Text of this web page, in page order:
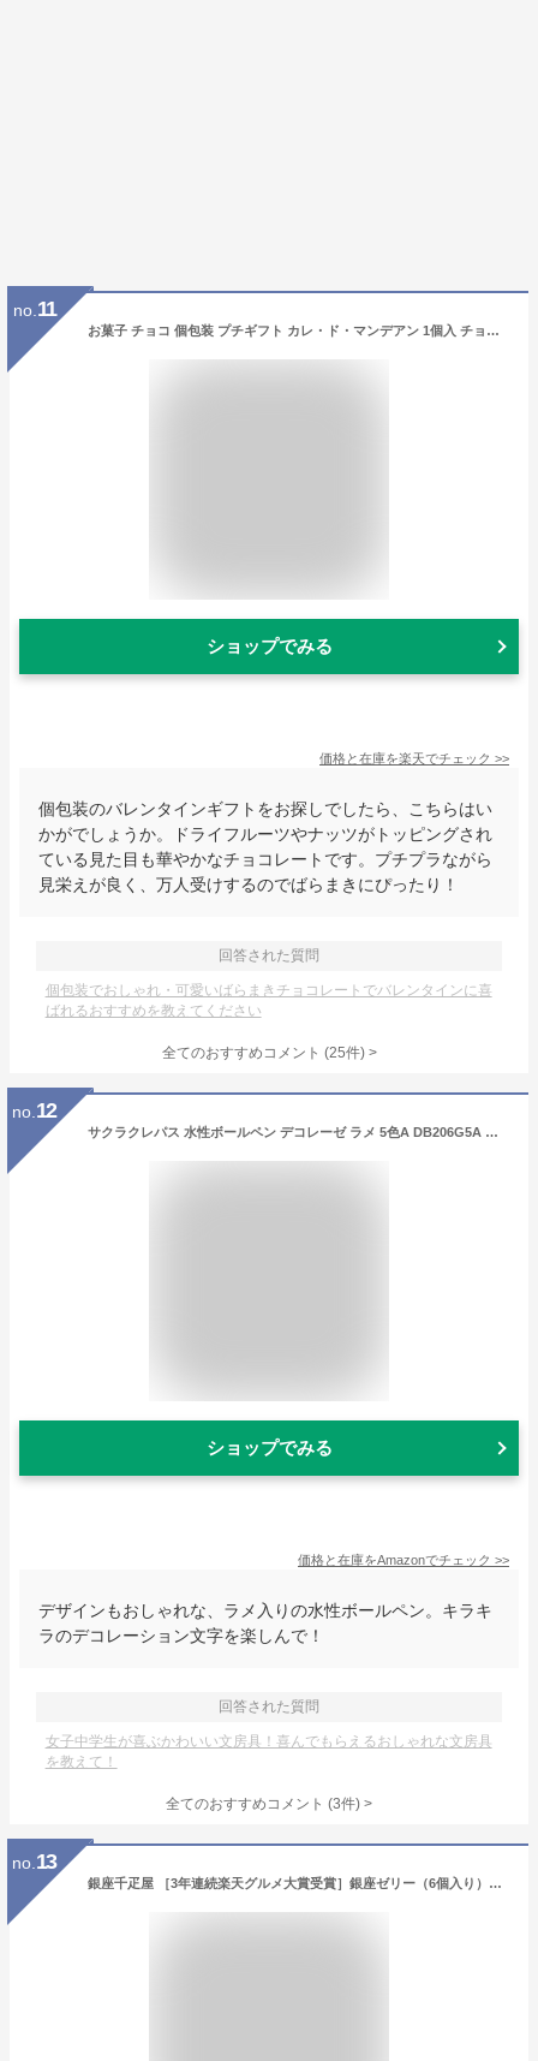
no. 11
お菓子 チョコ 個包装 プチギフト カレ・ド・マンデアン 1個入 チョコレート ナッツ フルーツ 最高峰チョコ使用 ショコラ スイーツ ギフト いちご 抹茶 かわいい 可愛い 猫 ねこ 映える 人気 お返し ハロウィン お菓子 子供 職場 転勤 大量 まとめ買い ( 即日発送・土日除く)
ショップでみる
価格と在庫を楽天でチェック >>
個包装のバレンタインギフトをお探しでしたら、こちらはい
かがでしょうか。ドライフルーツやナッツがトッピングされ
ている見た目も華やかなチョコレートです。プチプラながら
見栄えが良く、万人受けするのでばらまきにぴったり！
回答された質問
個包装でおしゃれ・可愛いばらまきチョコレートでバレンタインに喜
ばれるおすすめを教えてください
全てのおすすめコメント (25件) >
no. 12
サクラクレパス 水性ボールペン デコレーゼ ラメ 5色A DB206G5A スウィート
ショップでみる
価格と在庫をAmazonでチェック >>
デザインもおしゃれな、ラメ入りの水性ボールペン。キラキ
ラのデコレーション文字を楽しんで！
回答された質問
女子中学生が喜ぶかわいい文房具！喜んでもらえるおしゃれな文房具
を教えて！
全てのおすすめコメント (3件) >
no. 13
銀座千疋屋 ［3年連続楽天グルメ大賞受賞］銀座ゼリー（6個入り）［ポイント2倍］～ お中元 御中元 父の日 母の日 ゼリー ギフト 贈り物 フルーツ スイーツ プレゼント お菓子 内祝い 誕生日 お祝い 御礼 快気内祝 お見舞い 千疋屋 ～